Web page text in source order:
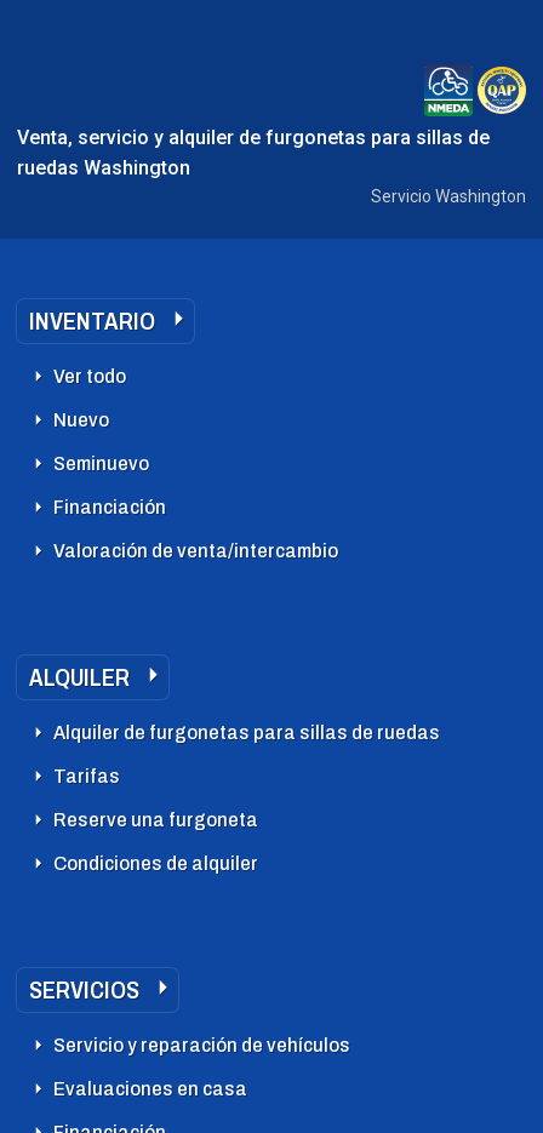
Venta, servicio y alquiler de furgonetas para sillas de
ruedas Washington
Servicio Washington
INVENTARIO
Ver todo
Nuevo
Seminuevo
Financiación
Valoración de venta/intercambio
ALQUILER
Alquiler de furgonetas para sillas de ruedas
Tarifas
Reserve una furgoneta
Condiciones de alquiler
SERVICIOS
Servicio y reparación de vehículos
Evaluaciones en casa